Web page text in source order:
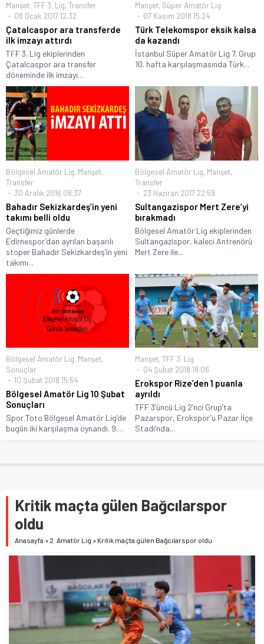
Manşet, TFF 3. Lig, Transfer
08 Ocak 2017 12:32
Çatalcaspor ara transferde
ilk imzayı attırdı
TFF 3. Lig ekiplerinden
Çatalcaspor ara transfer
döneminde ilk imzayı...
Manşet, Süper Amatör Lig
07 Kasım 2018 15:24
Türk Telekomspor eksik kalsa
da kazandı
İstanbul Süper Amatör Lig 7. Grup
10. hafta karşılaşmasında Türk...
Bölgesel Amatör Lig, Manşet,
Transfer
30 Aralık 2016 08:37
Bahadır Sekizkardeş’in yeni
takımı belli oldu
Geçtiğimiz günlerde
Edirnespor’dan ayrılan başarılı
stoper Bahadır Sekizkardeş’in yeni
takımı...
Bölgesel Amatör Lig, Manşet,
Transfer
23 Haziran 2017 22:59
Sultangazispor Mert Zere’yi
bırakmadı
Bölgesel Amatör Lig ekiplerinden
Sultangazispor, kaleci Antrenörü
Mert Zere ile...
Bölgesel Amatör Lig, Manşet,
Sonuçlar
10 Şubat 2018 15:54
Bölgesel Amatör Lig 10 Şubat
Sonuçları
Spor Toto Bölgesel Amatör Lig’de
bugün iki karşılaşma oynandı. 9....
Manşet, TFF 3. Lig
04 Şubat 2018 18:06
Erokspor Rize’den 1 puanla
ayrıldı
TFF 3’üncü Lig 2’nci Grup’ta
Pazarspor, Erokspor’u Pazar İlçe
Stadı’nda...
Kritik maçta gülen Bağcılarspor
oldu
Anasayfa » 2. Amatör Lig » Kritik maçta gülen Bağcılarspor oldu